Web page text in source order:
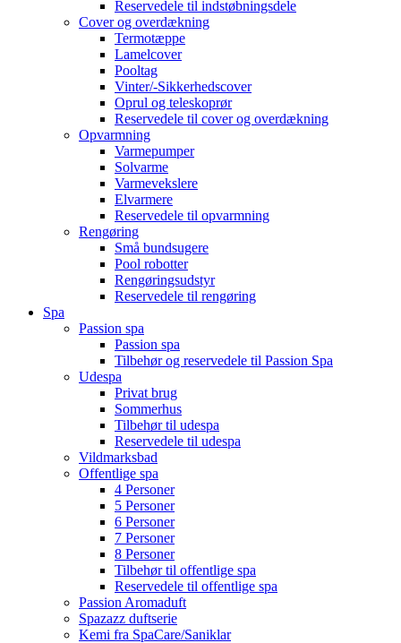
Reservedele til indstøbningsdele
Cover og overdækning
Termotæppe
Lamelcover
Pooltag
Vinter/-Sikkerhedscover
Oprul og teleskoprør
Reservedele til cover og overdækning
Opvarmning
Varmepumper
Solvarme
Varmevekslere
Elvarmere
Reservedele til opvarmning
Rengøring
Små bundsugere
Pool robotter
Rengøringsudstyr
Reservedele til rengøring
Spa
Passion spa
Passion spa
Tilbehør og reservedele til Passion Spa
Udespa
Privat brug
Sommerhus
Tilbehør til udespa
Reservedele til udespa
Vildmarksbad
Offentlige spa
4 Personer
5 Personer
6 Personer
7 Personer
8 Personer
Tilbehør til offentlige spa
Reservedele til offentlige spa
Passion Aromaduft
Spazazz duftserie
Kemi fra SpaCare/Saniklar